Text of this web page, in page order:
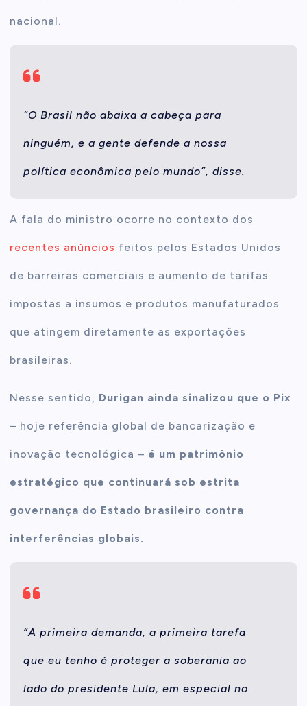
nacional.
“O Brasil não abaixa a cabeça para
ninguém, e a gente defende a nossa
política econômica pelo mundo”, disse.
A fala do ministro ocorre no contexto dos
recentes anúncios feitos pelos Estados Unidos
de barreiras comerciais e aumento de tarifas
impostas a insumos e produtos manufaturados
que atingem diretamente as exportações
brasileiras.
Nesse sentido, Durigan ainda sinalizou que o Pix
– hoje referência global de bancarização e
inovação tecnológica – é um patrimônio
estratégico que continuará sob estrita
governança do Estado brasileiro contra
interferências globais.
“A primeira demanda, a primeira tarefa
que eu tenho é proteger a soberania ao
lado do presidente Lula, em especial no